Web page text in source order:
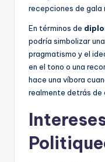
recepciones de gala
En términos de
podría simbolizar
pragmatismo y el
en el tono o una
hace una víbora
realmente detrás